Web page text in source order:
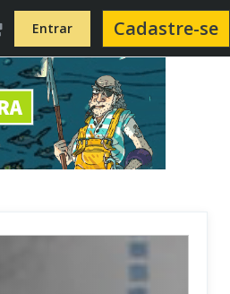
Entrar Cadastre-se